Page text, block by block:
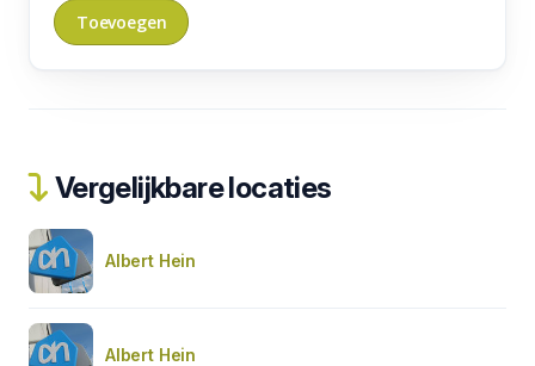
Vergelijkbare locaties
Albert Hein
Albert Hein